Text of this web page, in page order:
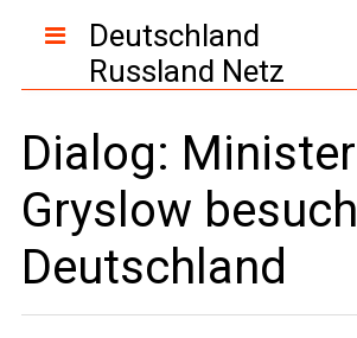
Deutschland
Russland Netz
Dialog: Minister
Gryslow
Deutschland